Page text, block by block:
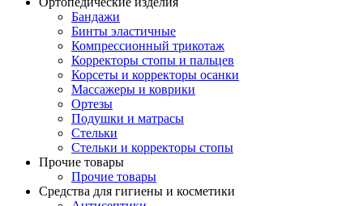
Бандажи
Бинты эластичные
Компрессионный трикотаж
Корректоры стопы и пальцев
Корсеты и корректоры осанки
Массажеры и коврики
Ортезы
Подушки и матрасы
Стельки
Стельки и корректоры стопы
Прочие товары
Прочие товары
Средства для гигиены и косметики